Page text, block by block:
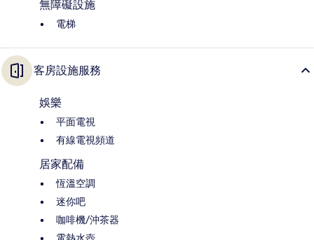
無障礙設施
電梯
客房設施服務
娛樂
平面電視
有線電視頻道
居家配備
恆溫空調
迷你吧
咖啡機/沖茶器